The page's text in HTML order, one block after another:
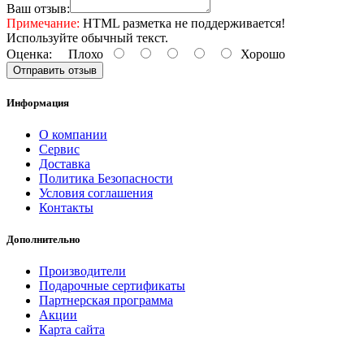
Ваш отзыв:
Примечание: HTML разметка не поддерживается!
Используйте обычный текст.
Оценка: Плохо Хорошо
Отправить отзыв
Информация
О компании
Сервис
Доставка
Политика Безопасности
Условия соглашения
Контакты
Дополнительно
Производители
Подарочные сертификаты
Партнерская программа
Акции
Карта сайта